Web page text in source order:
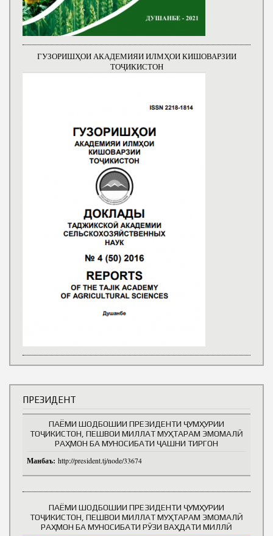
ГУЗОРИШҲОИ АКАДЕМИЯИ ИЛМҲОИ КИШОВАРЗИИ
ТОҶИКИСТОН
ПРЕЗИДЕНТ
ПАЁМИ ШОДБОШИИ ПРЕЗИДЕНТИ ҶУМҲУРИИ
ТОҶИКИСТОН, ПЕШВОИ МИЛЛАТ МУҲТАРАМ ЭМОМАЛӢ
РАҲМОН БА МУНОСИБАТИ ҶАШНИ ТИРГОН
Манбаъ: http://president.tj/node/33674
ПАЁМИ ШОДБОШИИ ПРЕЗИДЕНТИ ҶУМҲУРИИ
ТОҶИКИСТОН, ПЕШВОИ МИЛЛАТ МУҲТАРАМ ЭМОМАЛӢ
РАҲМОН БА МУНОСИБАТИ РӮЗИ ВАҲДАТИ МИЛЛӢ